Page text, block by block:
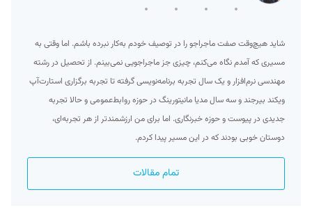
شاید هیچ‌وقت صفت ماجراجو را در توصیف خودم به‌کار نبرده‌ باشم. اما وقتی به
مسیری که آمدم نگاه می‌کنم، چیزی جز ماجراجویی نمی‌بینم. از تحصیل در رشته
مهندسی نرم‌افزار و یک سال تجربه برنامه‌نویسی گرفته تا تجربه برگزاری استارت‌آپ
ویکند بیرجند و سه سال مدیا مانیتورینگ در حوزه روابط‌عمومی و حالا تجربه
جدیدی در پیوست و حوزه خبرنگاری. اما برای من ارزشمند‌تر از هر تجربه‌ای،
دوستان خوبی بودند که در این مسیر پیدا کردم.
تمام مقالات